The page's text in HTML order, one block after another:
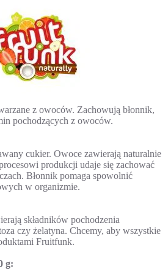
z owoców. Zachowują błonnik,
pochodzących z owoców.
cukier. Owoce zawierają naturalnie
produkcji udaje się zachować
Błonnik pomaga spowolnić
w organizmie.
składników pochodzenia
czy żelatyna. Chcemy, aby wszystkie
Fruitfunk.
g: